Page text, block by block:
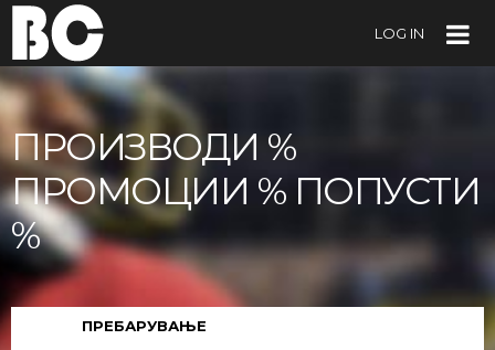
LOG IN
ПРОИЗВОДИ %
ПРОМОЦИИ % ПОПУСТИ
%
ПРЕБАРУВАЊЕ